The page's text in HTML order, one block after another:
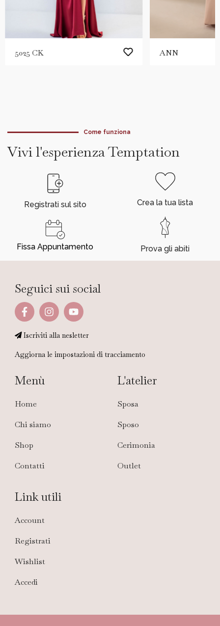
5025 CK ANN
Come funziona
Vivi l'esperienza Temptation
Registrati sul sito
Fissa Appuntamento
Crea la tua lista
Prova gli abiti
Seguici sui social
Iscriviti alla nesletter
Aggiorna le impostazioni di tracciamento
Menù
Home
Chi siamo
Shop
Contatti
L'atelier
Sposa
Sposo
Cerimonia
Outlet
Link utili
Account
Registrati
Wishlist
Accedi